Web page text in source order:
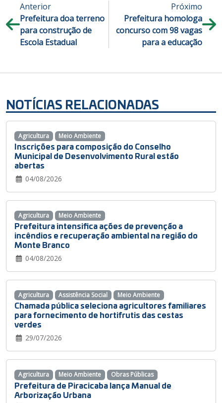
Anterior
Prefeitura doa terreno
para construção de
Escola Estadual
Próximo
Prefeitura homologa
concurso com 98 vagas
para a educação
NOTÍCIAS RELACIONADAS
Inscrições para composição do Conselho
Municipal de Desenvolvimento Rural estão
abertas
04/08/2026
Agricultura Meio Ambiente
Prefeitura intensifica ações de prevenção a
incêndios e recuperação ambiental na região do
Monte Branco
04/08/2026
Agricultura Meio Ambiente
Chamada pública seleciona agricultores familiares
para fornecimento de hortifrutis das cestas
verdes
29/07/2026
Agricultura Assistência Social Meio Ambiente
Prefeitura de Piracicaba lança Manual de
Arborização Urbana
Agricultura Meio Ambiente Obras Públicas